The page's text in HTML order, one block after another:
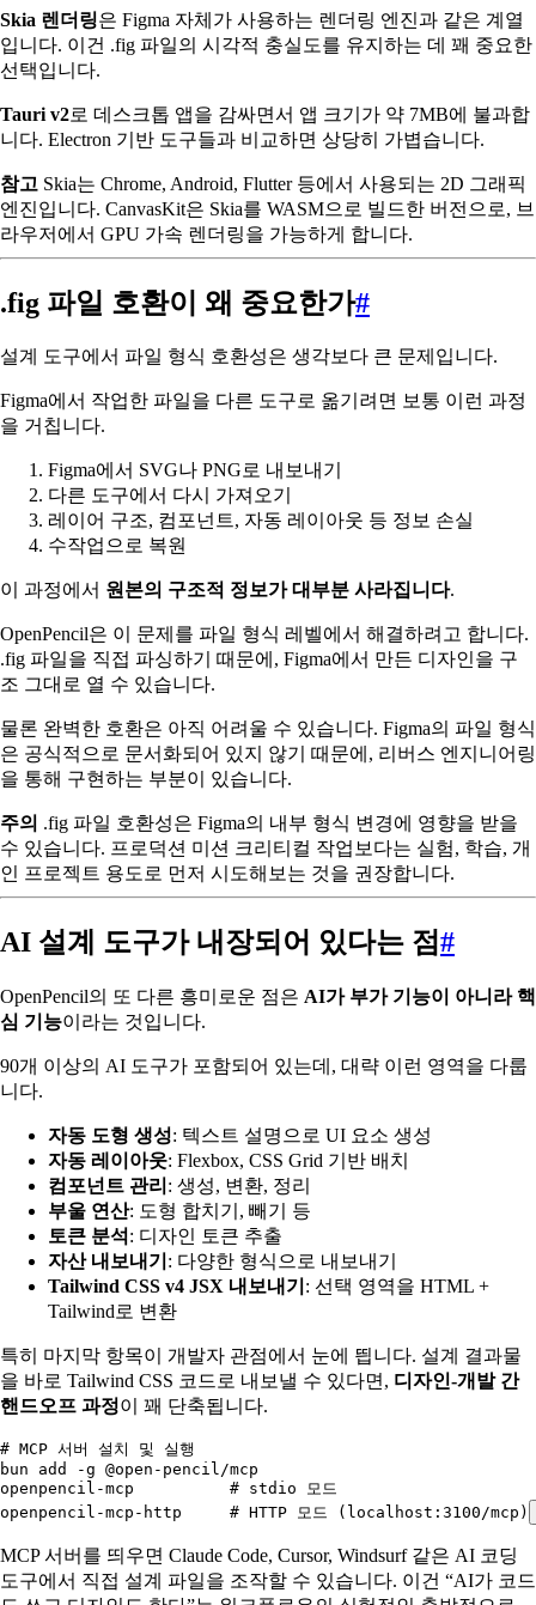
Skia 렌더링은 Figma 자체가 사용하는 렌더링 엔진과 같은 계열
입니다. 이건 .fig 파일의 시각적 충실도를 유지하는 데 꽤 중요한
선택입니다.
Tauri v2로 데스크톱 앱을 감싸면서 앱 크기가 약 7MB에 불과합
니다. Electron 기반 도구들과 비교하면 상당히 가볍습니다.
참고 Skia는 Chrome, Android, Flutter 등에서 사용되는 2D 그래픽
엔진입니다. CanvasKit은 Skia를 WASM으로 빌드한 버전으로, 브
라우저에서 GPU 가속 렌더링을 가능하게 합니다.
.fig 파일 호환이 왜 중요한가#
설계 도구에서 파일 형식 호환성은 생각보다 큰 문제입니다.
Figma에서 작업한 파일을 다른 도구로 옮기려면 보통 이런 과정
을 거칩니다.
Figma에서 SVG나 PNG로 내보내기
다른 도구에서 다시 가져오기
레이어 구조, 컴포넌트, 자동 레이아웃 등 정보 손실
수작업으로 복원
이 과정에서 원본의 구조적 정보가 대부분 사라집니다.
OpenPencil은 이 문제를 파일 형식 레벨에서 해결하려고 합니다.
.fig 파일을 직접 파싱하기 때문에, Figma에서 만든 디자인을 구
조 그대로 열 수 있습니다.
물론 완벽한 호환은 아직 어려울 수 있습니다. Figma의 파일 형식
은 공식적으로 문서화되어 있지 않기 때문에, 리버스 엔지니어링
을 통해 구현하는 부분이 있습니다.
주의 .fig 파일 호환성은 Figma의 내부 형식 변경에 영향을 받을
수 있습니다. 프로덕션 미션 크리티컬 작업보다는 실험, 학습, 개
인 프로젝트 용도로 먼저 시도해보는 것을 권장합니다.
AI 설계 도구가 내장되어 있다는 점#
OpenPencil의 또 다른 흥미로운 점은 AI가 부가 기능이 아니라 핵
심 기능이라는 것입니다.
90개 이상의 AI 도구가 포함되어 있는데, 대략 이런 영역을 다룹
니다.
자동 도형 생성: 텍스트 설명으로 UI 요소 생성
자동 레이아웃: Flexbox, CSS Grid 기반 배치
컴포넌트 관리 : 생성, 변환, 정리
부울 연산: 도형 합치기, 빼기 등
토큰 분석 : 디자인 토큰 추출
자산 내보내기 : 다양한 형식으로 내보내기
Tailwind CSS v4 JSX 내보내기 : 선택 영역을 HTML +
Tailwind로 변환
특히 마지막 항목이 개발자 관점에서 눈에 띕니다. 설계 결과물
을 바로 Tailwind CSS 코드로 내보낼 수 있다면, 디자인-개발 간
핸드오프 과정이 꽤 단축됩니다.
# MCP 서버 설치 및 실행
bun add -g @open-pencil/mcp
openpencil-mcp
          # stdio 모드
openpencil-mcp-http
     # HTTP 모드 (localhost:3100/mcp)
MCP 서버를 띄우면 Claude Code, Cursor, Windsurf 같은 AI 코딩
도구에서 직접 설계 파일을 조작할 수 있습니다. 이건 “AI가 코드